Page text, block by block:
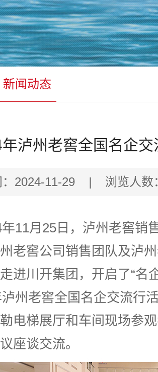
新闻动态
泸州老窖全国名企
2024-11-29 | 浏览人数
月25日，泸州老窖销
老窖公司销售团队及泸
进川开集团，开启了“名
州老窖全国名企交流行
电梯展厅和车间现场参
座谈交流。